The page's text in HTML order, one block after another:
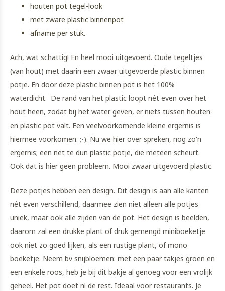
houten pot tegel-look
met zware plastic binnenpot
afname per stuk.
Ach, wat schattig! En heel mooi uitgevoerd. Oude tegeltjes
(van hout) met daarin een zwaar uitgevoerde plastic binnen
potje. En door deze plastic binnen pot is het 100%
waterdicht. De rand van het plastic loopt nét even over het
hout heen, zodat bij het water geven, er niets tussen houten-
en plastic pot valt. Een veelvoorkomende kleine ergernis is
hiermee voorkomen. ;-). Nu we hier over spreken, nog zo'n
ergernis; een net te dun plastic potje, die meteen scheurt.
Ook dat is hier geen probleem. Mooi zwaar uitgevoerd plastic.
Deze potjes hebben een design. Dit design is aan alle kanten
nét even verschillend, daarmee zien niet alleen alle potjes
uniek, maar ook alle zijden van de pot. Het design is beelden,
daarom zal een drukke plant of druk gemengd miniboeketje
ook niet zo goed lijken, als een rustige plant, of mono
boeketje. Neem bv snijbloemen: met een paar takjes groen en
een enkele roos, heb je bij dit bakje al genoeg voor een vrolijk
geheel. Het pot doet nl de rest. Ideaal voor restaurants. Je